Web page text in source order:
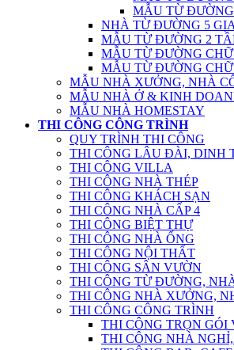
MẪU TỪ
NHÀ TỪ ĐƯỜNG 5
MẪU TỪ ĐƯỜNG 2
MẪU TỪ ĐƯỜNG
MẪU TỪ ĐƯỜNG
MẪU NHÀ XƯỞNG, NHÀ
MẪU NHÀ Ở & KINH
MẪU NHÀ HOMESTAY
THI CÔNG CÔNG TRÌNH
QUY TRÌNH THI CÔNG
THI CÔNG LÂU ĐÀI, DINH
THI CÔNG VILLA
THI CÔNG NHÀ THÉP
THI CÔNG KHÁCH SẠN
THI CÔNG NHÀ CẤP 4
THI CÔNG BIỆT THỰ
THI CÔNG NHÀ ỐNG
THI CÔNG NỘI THẤT
THI CÔNG SÂN VƯỜN
THI CÔNG TỪ ĐƯỜNG,
THI CÔNG NHÀ XƯỞNG,
THI CÔNG CÔNG TRÌNH
THI CÔNG TRỌN GÓI
THI CÔNG NHÀ